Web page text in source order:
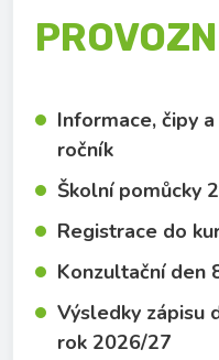
Informace, čipy
ročník
Školní pomůcky
Registrace do
Konzultační den
Výsledky zápisu
rok 2026/27